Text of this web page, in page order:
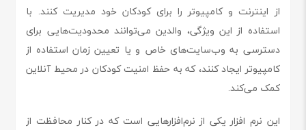
از اینترنت و کامپیوتر را برای کودکان خود مدیریت کنند. با
استفاده از این ویژگی، والدین می‌توانند محدودیت‌هایی برای
دسترسی به وب‌سایت‌های خاص و یا تعیین زمان استفاده از
کامپیوتر ایجاد کنند، که به حفظ امنیت کودکان در محیط آنلاین
کمک می‌کند.
این نرم افزار یکی از نرم‌افزارهایی است که در کنار محافظت از